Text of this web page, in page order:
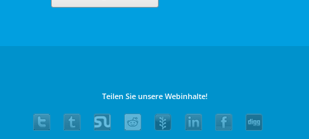
Teilen Sie unsere Webinhalte!